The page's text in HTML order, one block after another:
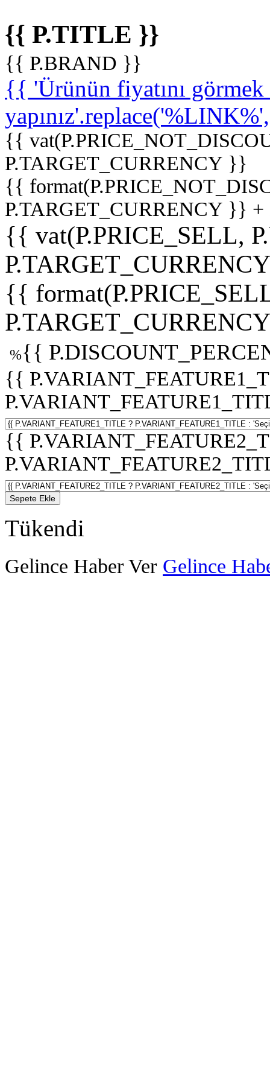
{{ P.TITLE }}
{{ P.BRAND }}
{{ 'Ürünün fiyatını
{{
P.TARGET_CURRENCY }}
{{
P.TARGET_CURRENCY }}
{{ vat(P.PRICE_SELL,
{{
%{{
{{
{{
Sepete Ekle
Tükendi
Gelince Haber Ver Gelince